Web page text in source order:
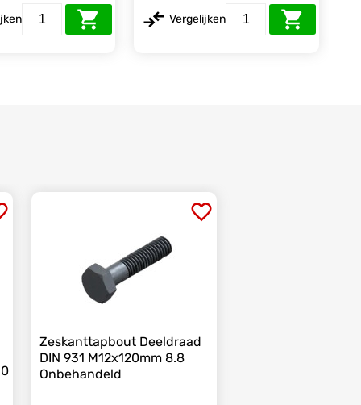
Vergelijken
Zeskanttapbout Deeldraad
DIN 931 M12x120mm 8.8
Onbehandeld